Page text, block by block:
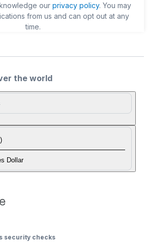
our privacy policy. You may
from us and can opt out at any
time.
the world
Dollar
security checks